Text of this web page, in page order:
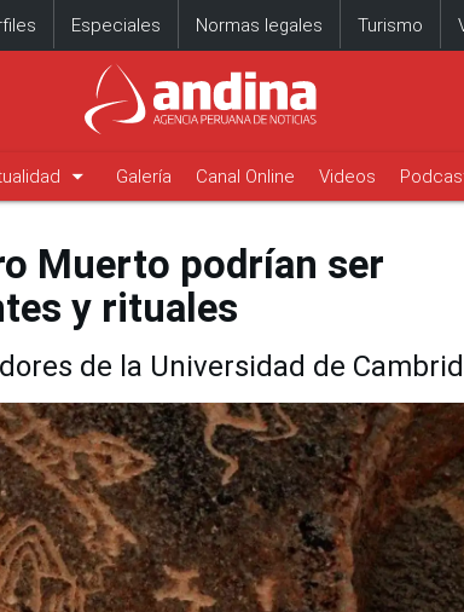
Especiales Normas legales Turismo
arrow_drop_down Galería Canal Online Videos
Muerto podrían ser
y rituales
de la Universidad de